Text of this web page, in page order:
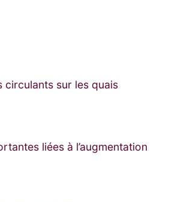
sur les quais
liées à l’augmentation